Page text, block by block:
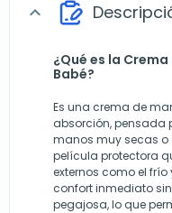
expand_more
¿Qué es la
Babé?
Es una crema de
absorción, pensada
manos muy secas o
película protectora
externos como el
confort inmediato
pegajosa, lo que